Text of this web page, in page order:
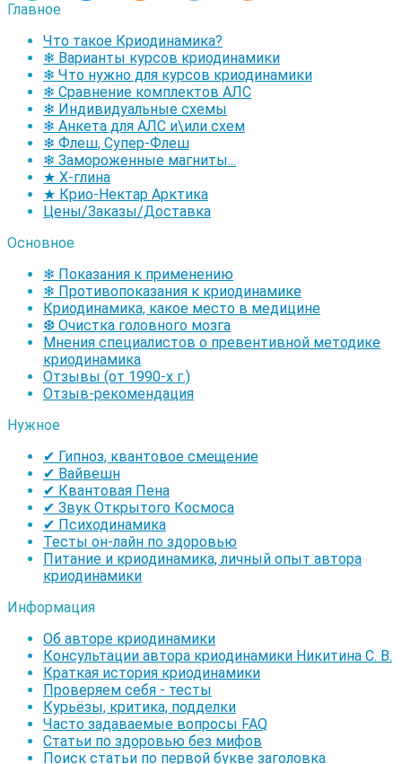
Главное
Что такое Криодинамика?
❄ Варианты курсов криодинамики
❄ Что нужно для курсов криодинамики
❄ Сравнение комплектов АЛС
❄ Индивидуальные схемы
❄ Анкета для АЛС и\или схем
❄ Флеш, Супер-Флеш
❄ Замороженные магниты...
★ Х-глина
★ Крио-Нектар Арктика
Цены/Заказы/Доставка
Основное
❄ Показания к применению
❄ Противопоказания к криодинамике
Криодинамика, какое место в медицине
❆ Очистка головного мозга
Мнения специалистов о превентивной методике
криодинамика
Отзывы (от 1990-х г.)
Отзыв-рекомендация
Нужное
✔ Гипноз, квантовое смещение
✔ Вайвешн
✔ Квантовая Пена
✔ Звук Открытого Космоса
✔ Психодинамика
Тесты он-лайн по здоровью
Питание и криодинамика, личный опыт автора
криодинамики
Информация
Об авторе криодинамики
Консультации автора криодинамики Никитина С. В.
Краткая история криодинамики
Проверяем себя - тесты
Курьёзы, критика, подделки
Часто задаваемые вопросы FAQ
Статьи по здоровью без мифов
Поиск статьи по первой букве заголовка